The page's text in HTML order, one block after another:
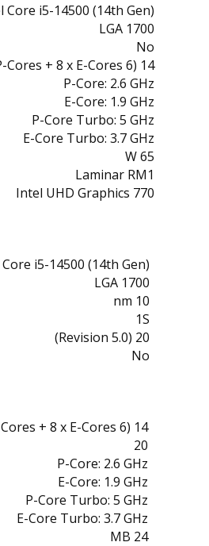
Core i5-14500 (14th Gen)
LGA 1700
No
14 (6 x P-Cores + 8 x E-Cores)
P-Core: 2.6 GHz
E-Core: 1.9 GHz
P-Core Turbo: 5 GHz
E-Core Turbo: 3.7 GHz
65 W
Laminar RM1
Intel UHD Graphics 770
i5-14500 (14th Gen)
LGA 1700
10 nm
1S
20 (Revision 5.0)
No
14 (6 x P-Cores + 8 x E-Cores)
20
P-Core: 2.6 GHz
E-Core: 1.9 GHz
P-Core Turbo: 5 GHz
E-Core Turbo: 3.7 GHz
24 MB